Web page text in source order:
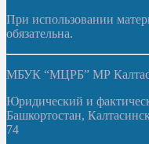
При использовании
обязательна.
МБУК “МЦРБ” МР
Юридический и
Башкортостан,
74